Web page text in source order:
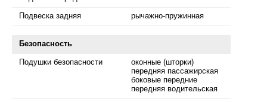
Подвеска задняя рычажно-пружинная
Безопасность
Подушки безопасности
оконные (шторки)
передняя пассажирская
боковые передние
передняя водительская